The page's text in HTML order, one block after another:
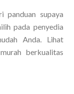
panduan supaya
pada penyedia
Anda. Lihat
berkualitas